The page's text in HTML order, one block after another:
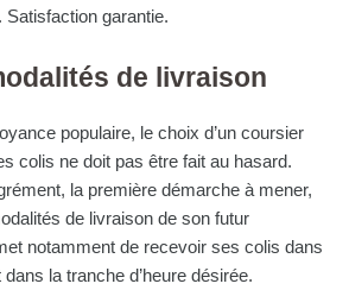
garantie.
de livraison
populaire, le choix d’un coursier
colis ne doit pas être fait au hasard.
la première démarche à mener,
de livraison de son futur
notamment de recevoir ses colis dans
la tranche d’heure désirée.